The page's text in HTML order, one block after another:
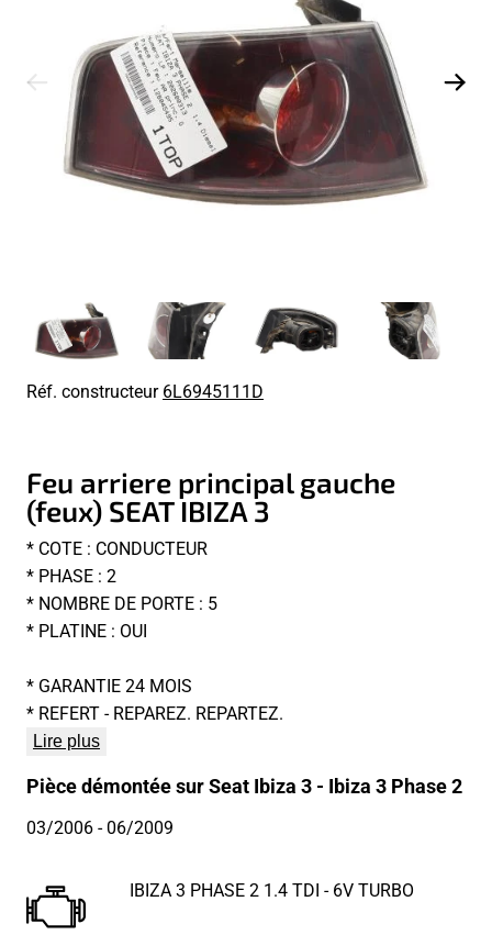
Réf. constructeur6L6945111D
Feu arriere principal gauche
(feux) SEAT IBIZA 3
* COTE : CONDUCTEUR
* PHASE : 2
* NOMBRE DE PORTE : 5
* PLATINE : OUI
* GARANTIE 24 MOIS
* REFERT - REPAREZ. REPARTEZ.
Lire plus
Pièce démontée sur Seat Ibiza 3 - Ibiza 3 Phase 2
03/2006- 06/2009
IBIZA 3 PHASE 2 1.4 TDI - 6V TURBO